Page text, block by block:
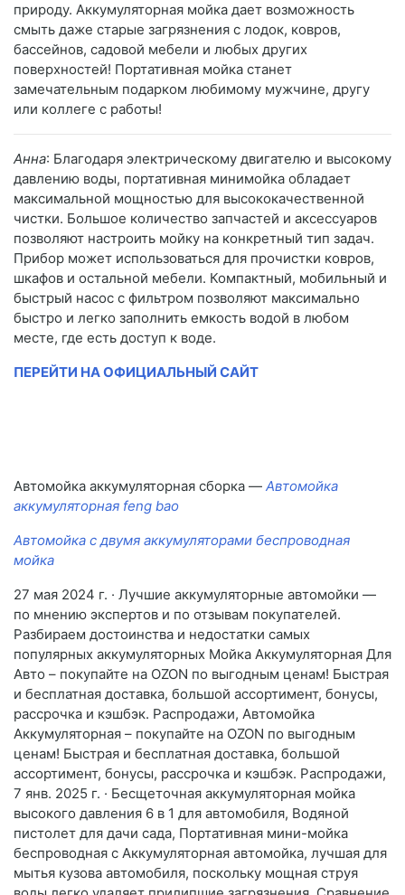
природу. Аккумуляторная мойка дает возможность
смыть даже старые загрязнения с лодок, ковров,
бассейнов, садовой мебели и любых других
поверхностей! Портативная мойка станет
замечательным подарком любимому мужчине, другу
или коллеге с работы!
Анна: Благодаря электрическому двигателю и высокому
давлению воды, портативная минимойка обладает
максимальной мощностью для высококачественной
чистки. Большое количество запчастей и аксессуаров
позволяют настроить мойку на конкретный тип задач.
Прибор может использоваться для прочистки ковров,
шкафов и остальной мебели. Компактный, мобильный и
быстрый насос с фильтром позволяют максимально
быстро и легко заполнить емкость водой в любом
месте, где есть доступ к воде.
ПЕРЕЙТИ НА ОФИЦИАЛЬНЫЙ САЙТ
Автомойка аккумуляторная сборка — Автомойка
аккумуляторная feng bao
Автомойка с двумя аккумуляторами беспроводная
мойка
27 мая 2024 г. · Лучшие аккумуляторные автомойки —
по мнению экспертов и по отзывам покупателей.
Разбираем достоинства и недостатки самых
популярных аккумуляторных Мойка Аккумуляторная Для
Авто – покупайте на OZON по выгодным ценам! Быстрая
и бесплатная доставка, большой ассортимент, бонусы,
рассрочка и кэшбэк. Распродажи, Автомойка
Аккумуляторная – покупайте на OZON по выгодным
ценам! Быстрая и бесплатная доставка, большой
ассортимент, бонусы, рассрочка и кэшбэк. Распродажи,
7 янв. 2025 г. · Бесщеточная аккумуляторная мойка
высокого давления 6 в 1 для автомобиля, Водяной
пистолет для дачи сада, Портативная мини-мойка
беспроводная с Аккумуляторная автомойка, лучшая для
мытья кузова автомобиля, поскольку мощная струя